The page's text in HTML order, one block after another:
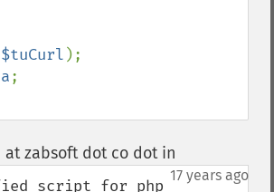
$tuCurl );
at zabsoft dot co dot in
17 years ago
script for php